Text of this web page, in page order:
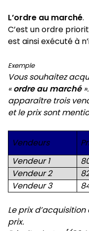
L’ordre au marché.
C’est un ordre
est ainsi exécuté à
Exemple
Vous souhaitez
«ordre au marché
apparaître trois
et le prix sont
Vendeurs
Vendeur 1
Vendeur 2
Vendeur 3
Le prix
prix.